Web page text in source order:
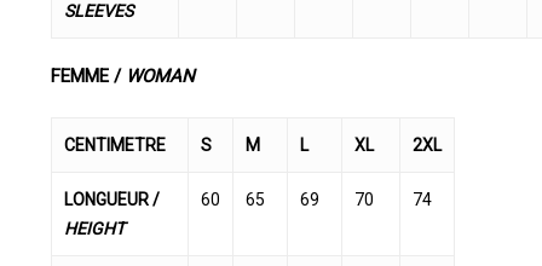
SLEEVES
FEMME / WOMAN
CENTIMETRE S M L XL 2XL
LONGUEUR /
HEIGHT
60 65 69 70 74